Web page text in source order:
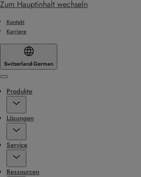
Zum Hauptinhalt wechseln
Kontakt
Karriere
Switzerland·German
Menu
Produkte
Lösungen
Service
Ressourcen